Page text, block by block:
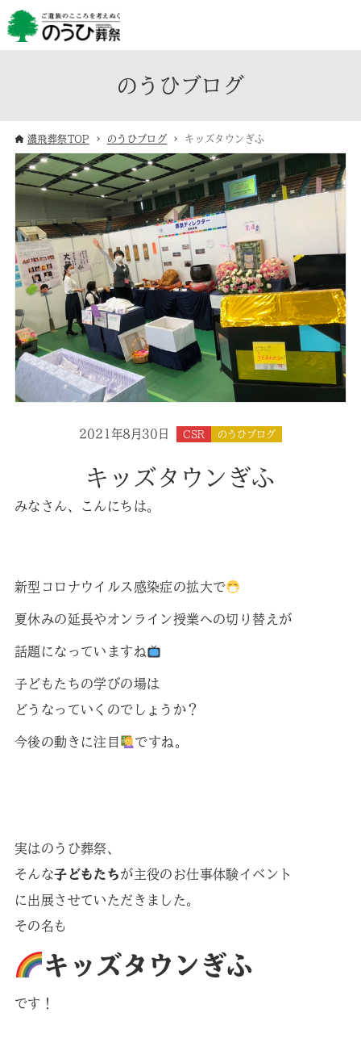
のうひブログ
濃飛葬祭TOP のうひブログ キッズタウンぎふ
2021年8月30日 CSR のうひブログ
キッズタウンぎふ
みなさん、こんにちは。
新型コロナウイルス感染症の拡大で
夏休みの延長やオンライン授業への切り替えが
話題になっていますね
子どもたちの学びの場は
どうなっていくのでしょうか？
今後の動きに注目 ですね。
実はのうひ葬祭、
そんな子どもたちが主役のお仕事体験イベント
に出展させていただきました。
その名も
キッズタウンぎふ
です！